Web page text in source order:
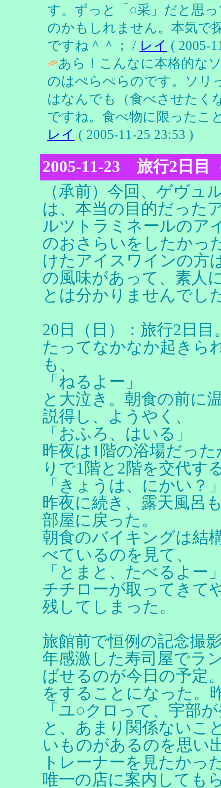
す。ずっと「○采」だと思
のかもしれません。本気で
ですね＾＾； / レイ ( 2005-
あら！こんなに本格的な
のはぺらぺらのです。ソリ
はなんでも（食べさせたく
ですね。食べ物に限ったこ
レイ ( 2005-11-25 23:53 )
2005-11-23 旅行2日目
（承前）今回、ゲヴュ
は、本当の目的だった
ルツトラミネールのア
のおさらいをしたかっ
けたアイスワインの方
の風味があって、素人
とは分かりませんでし
20日（日）：旅行2日
たってなかなか起きら
も、
「ねるよー」
と大泣き。朝食の前に
説得し、ようやく、
「おふろ、はいる」
昨夜は1階の浴場だっ
りで1階と2階を交代す
「きょうは、にかい？
昨夜に続き、露天風呂
部屋に戻った。
朝食のバイキングは結
べているのを見て、
「とまと、たべるよー
チチローが取ってきて
残してしまった。
旅館前で恒例の記念撮
年感激した寿司屋でラ
ばせるのが今日の予定
をすることになった。
「ユ○クロって、宇部
と、あまり関係ないこ
いものがあるのを思い
トレーナーを見たかっ
唯一の店に案内しても